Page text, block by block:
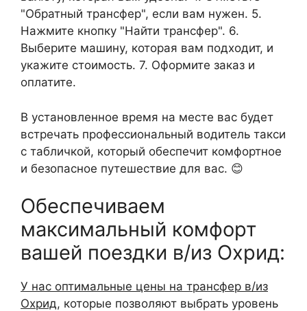
"Обратный трансфер", если вам нужен. 5.
Нажмите кнопку "Найти трансфер". 6.
Выберите машину, которая вам подходит, и
укажите стоимость. 7. Оформите заказ и
оплатите.
В установленное время на месте вас будет
встречать профессиональный водитель такси
с табличкой, который обеспечит комфортное
и безопасное путешествие для вас. 😊
Обеспечиваем
максимальный комфорт
вашей поездки в/из Охрид:
У нас оптимальные цены на трансфер в/из
Охрид, которые позволяют выбрать уровень